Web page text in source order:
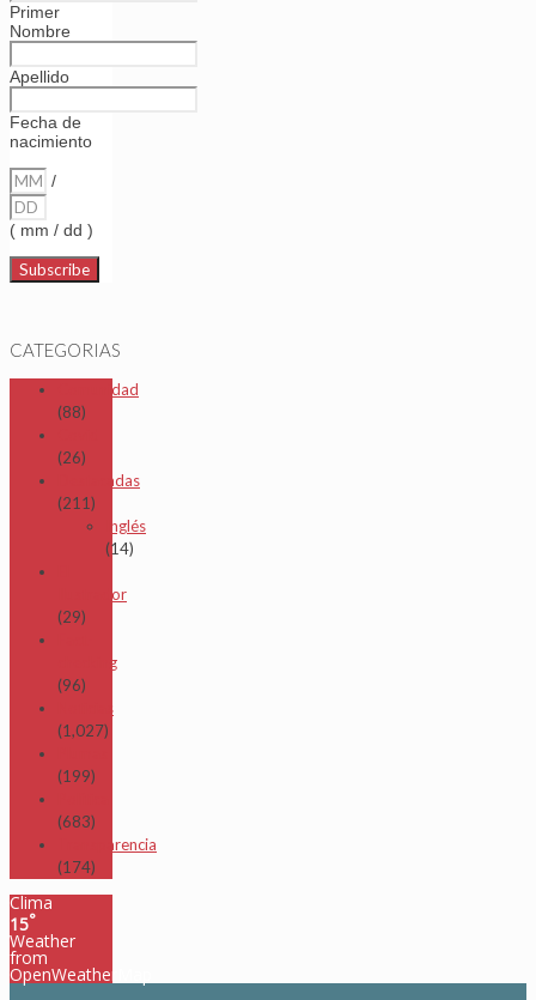
Primer
Nombre
Apellido
Fecha de
nacimiento
/
( mm / dd )
CATEGORIAS
Comunidad
(88)
(26)
Destacadas
(211)
Inglés
(14)
Ilustrador
(29)
checking
(96)
Noticias
(1,027)
(199)
(683)
Transparencia
(174)
Clima
15°
Weather
from
OpenWeatherMap